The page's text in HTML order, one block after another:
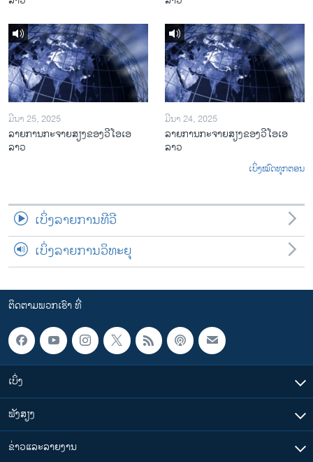
ມີນາ 25, 2025
ລາຍການກະຈາຍສຽງຂອງວີໂອເອ
ລາວ
ມີນາ 24, 2025
ລາຍການກະຈາຍສຽງຂອງວີໂອເອ
ລາວ
ເບິ່ງໝົດທຸກຕອນ
ເບິ່ງລາຍການທີວີ
ເບິ່ງລາຍການວິທະຍຸ
ຕິດຕາມພວກເຮົາ ທີ່
ເບິ່ງ
ຟັງສຽງ
ຂ່າວແລະລາຍງານ